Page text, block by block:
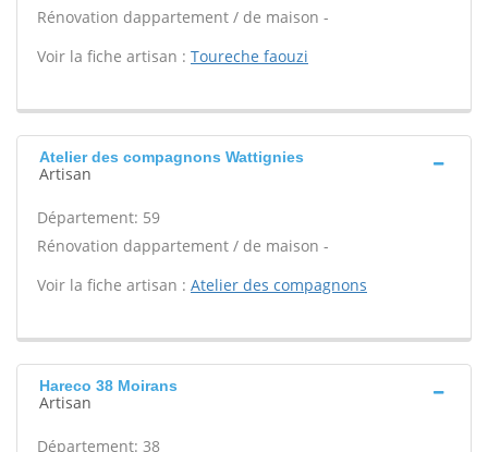
Rénovation dappartement / de maison -
Voir la fiche artisan : Toureche faouzi
Atelier des compagnons Wattignies
Artisan
Département: 59
Rénovation dappartement / de maison -
Voir la fiche artisan : Atelier des compagnons
Hareco 38 Moirans
Artisan
Département: 38